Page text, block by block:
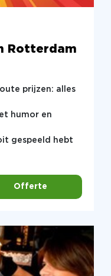
Rotterdam
prijzen: alles
humor en
gespeeld hebt
Offerte